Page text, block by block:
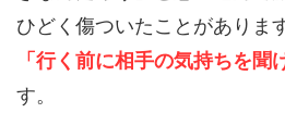
ひどく傷ついたことがありま
「行く前に相手の気持ちを聞
す。